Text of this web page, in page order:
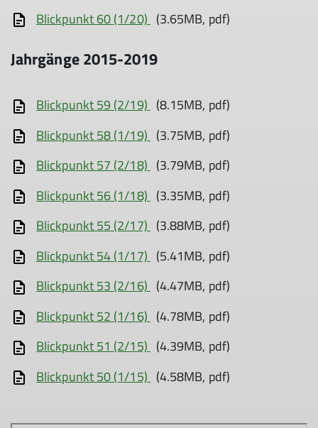
Blickpunkt 60 (1/20) (3.65MB, pdf)
Jahrgänge 2015-2019
Blickpunkt 59 (2/19) (8.15MB, pdf)
Blickpunkt 58 (1/19) (3.75MB, pdf)
Blickpunkt 57 (2/18) (3.79MB, pdf)
Blickpunkt 56 (1/18) (3.35MB, pdf)
Blickpunkt 55 (2/17) (3.88MB, pdf)
Blickpunkt 54 (1/17) (5.41MB, pdf)
Blickpunkt 53 (2/16) (4.47MB, pdf)
Blickpunkt 52 (1/16) (4.78MB, pdf)
Blickpunkt 51 (2/15) (4.39MB, pdf)
Blickpunkt 50 (1/15) (4.58MB, pdf)